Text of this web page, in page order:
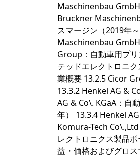
Maschinenbau
Bruckner
スマージン（2019年
Maschinenbau
Group：自動車用プ
テッドエレクトロニ
業概要 13.2.5 Cicor
13.3.2 Henkel AG &
AG & Co\. KGaA：自
年） 13.3.4 Henkel
Komura-Tech
レクトロニクス製品
益・価格およびグロ